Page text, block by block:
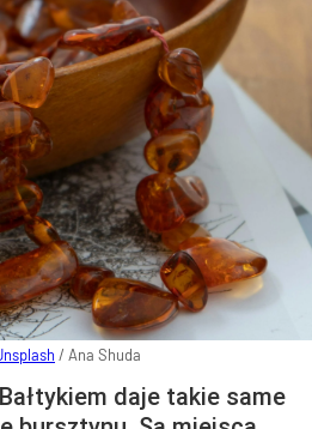
/ Ana Shuda
daje takie same